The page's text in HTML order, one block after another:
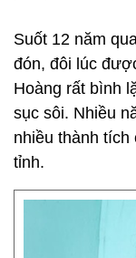
Suốt 12 năm
đón, đôi lúc
Hoàng rất bình
sục sôi. Nhiều
nhiều thành
tỉnh.